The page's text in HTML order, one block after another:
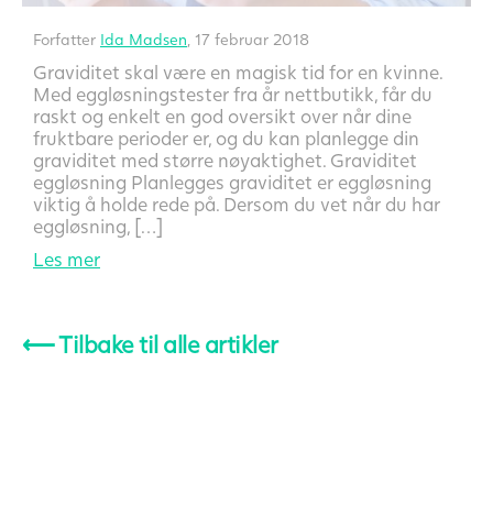
Forfatter Ida Madsen , 17 februar 2018
Graviditet skal være en magisk tid for en kvinne.
Med eggløsningstester fra år nettbutikk, får du
raskt og enkelt en god oversikt over når dine
fruktbare perioder er, og du kan planlegge din
graviditet med større nøyaktighet. Graviditet
eggløsning Planlegges graviditet er eggløsning
viktig å holde rede på. Dersom du vet når du har
eggløsning, […]
Les mer
⟵Tilbake til alle artikler